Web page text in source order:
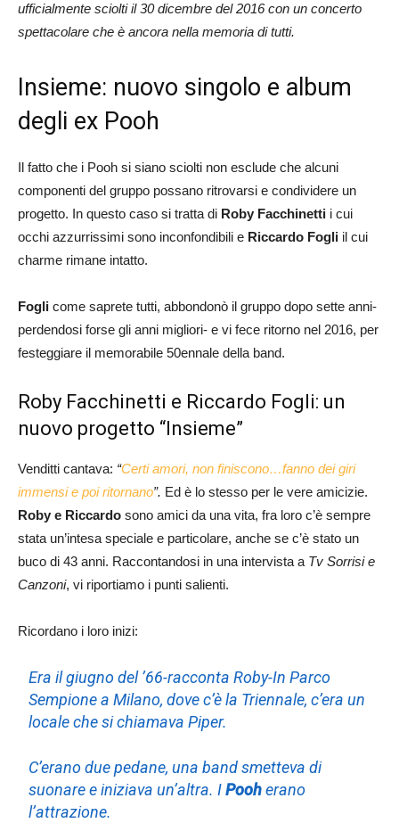
ufficialmente sciolti il 30 dicembre del 2016 con un concerto
spettacolare che è ancora nella memoria di tutti.
Insieme: nuovo singolo e album
degli ex Pooh
Il fatto che i Pooh si siano sciolti non esclude che alcuni
componenti del gruppo possano ritrovarsi e condividere un
progetto. In questo caso si tratta di Roby Facchinetti i cui
occhi azzurrissimi sono inconfondibili e Riccardo Fogli il cui
charme rimane intatto.
Fogli come saprete tutti, abbondonò il gruppo dopo sette anni-
perdendosi forse gli anni migliori- e vi fece ritorno nel 2016, per
festeggiare il memorabile 50ennale della band.
Roby Facchinetti e Riccardo Fogli: un
nuovo progetto “Insieme”
Venditti cantava: “Certi amori, non finiscono…fanno dei giri
immensi e poi ritornano”. Ed è lo stesso per le vere amicizie.
Roby e Riccardo sono amici da una vita, fra loro c’è sempre
stata un’intesa speciale e particolare, anche se c’è stato un
buco di 43 anni. Raccontandosi in una intervista a Tv Sorrisi e
Canzoni, vi riportiamo i punti salienti.
Ricordano i loro inizi:
Era il giugno del ’66-racconta Roby-In Parco
Sempione a Milano, dove c’è la Triennale, c’era un
locale che si chiamava Piper.
C’erano due pedane, una band smetteva di
suonare e iniziava un’altra. IPooherano
l’attrazione.